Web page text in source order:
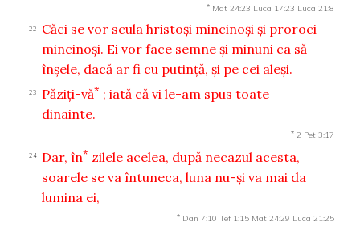
* Mat 24:23 Luca 17:23 Luca 21:8
22
Căci se vor scula hristoşi mincinoşi şi proroci
mincinoşi. Ei vor face semne şi minuni ca să
înşele, dacă ar fi cu putinţă, şi pe cei aleşi.
23 Păziţi-vă* ; iată că vi le-am spus toate
dinainte.
* 2 Pet 3:17
24 Dar, în* zilele acelea, după necazul acesta,
soarele se va întuneca, luna nu-şi va mai da
lumina ei,
* Dan 7:10 Tef 1:15 Mat 24:29 Luca 21:25